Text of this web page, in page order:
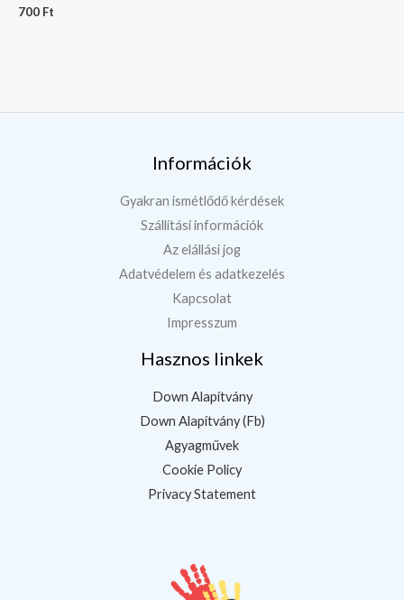
700 Ft
Információk
Gyakran ismétlődő kérdések
Szállítási információk
Az elállási jog
Adatvédelem és adatkezelés
Kapcsolat
Impresszum
Hasznos linkek
Down Alapítvány
Down Alapítvány (Fb)
Agyagművek
Cookie Policy
Privacy Statement